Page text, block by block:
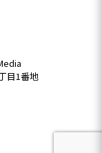
目1番地